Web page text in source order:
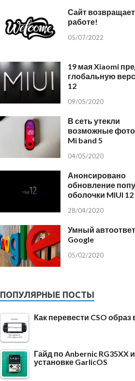
Сайт
работе!
05/07/2022
19 мая Xiaomi
глобальную
12
09/05/2020
В сеть утекли
возможные фото
Mi band 5
04/05/2020
Анонсировано
обновление
оболочки MIUI 12
28/04/2020
Умный
Google
05/02/2020
ПОПУЛЯРНЫЕ ПОСТЫ
Как перевести CSO образ
Гайд по Anbernic RG35XX и
установке GarlicOS